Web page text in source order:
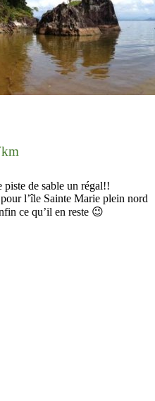
piste de sable un régal!!
l’île Sainte Marie plein nord
ce qu’il en reste 😉